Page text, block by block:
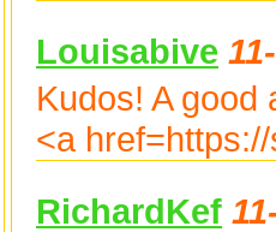
Louisabive
Kudos! A good
<a
RichardKef